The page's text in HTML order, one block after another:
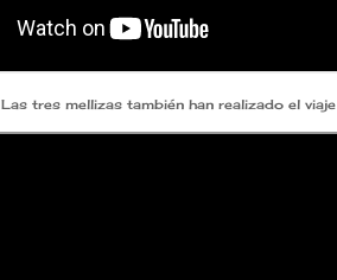
Las tres mellizas también han realizado el viaje